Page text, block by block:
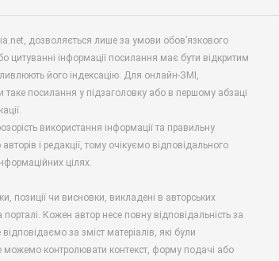
дозволяється лише за умови обов’язкового
інформації посилання має бути відкритим
його індексацію. Для онлайн-ЗМІ,
таке посилання у підзаголовку або в першому абзаці
використання інформації та правильну
і редакції, тому очікуємо відповідального
цілях.
позиції чи висновки, викладені в авторських
Кожен автор несе повну відповідальність за
за зміст матеріалів, які були
можемо контролювати контекст, форму подачі або